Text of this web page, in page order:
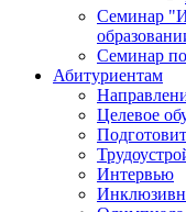
Семинар
Семинар
Абитуриентам
Целевое
Интервью